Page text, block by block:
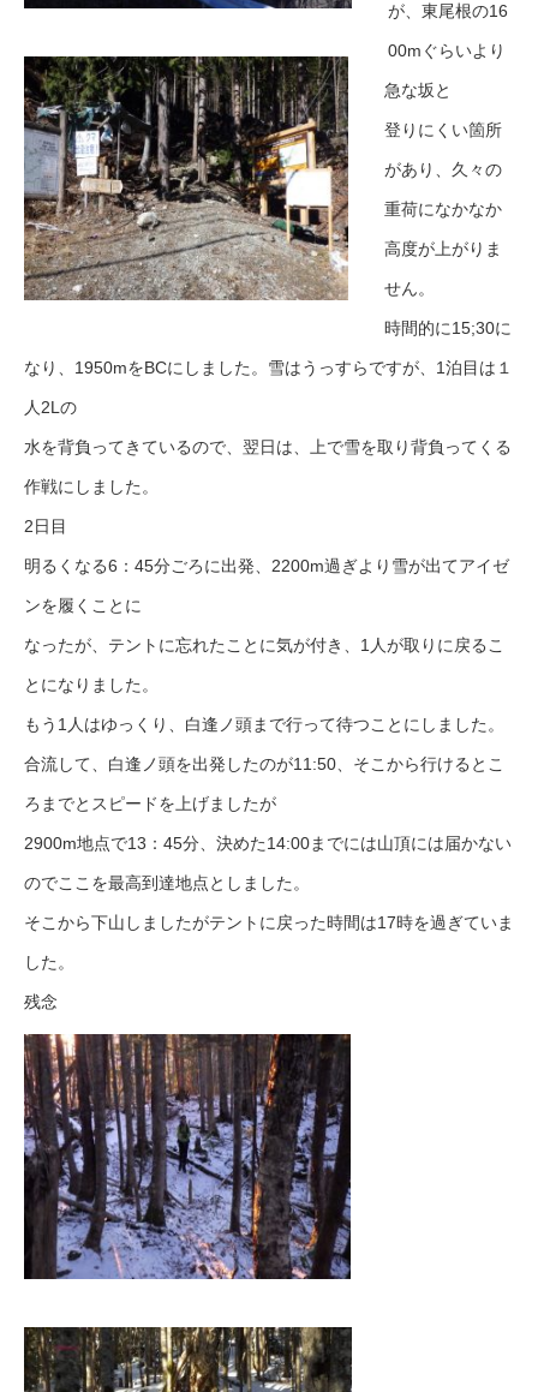
が、東尾根の16
00mぐらいより
急な坂と
登りにくい箇所
があり、久々の
重荷になかなか
高度が上がりま
せん。
時間的に15;30に
なり、1950mをBCにしました。雪はうっすらですが、1泊目は１
人2Lの
水を背負ってきているので、翌日は、上で雪を取り背負ってくる
作戦にしました。
2日目
明るくなる6：45分ごろに出発、2200m過ぎより雪が出てアイゼ
ンを履くことに
なったが、テントに忘れたことに気が付き、1人が取りに戻るこ
とになりました。
もう1人はゆっくり、白逢ノ頭まで行って待つことにしました。
合流して、白逢ノ頭を出発したのが11:50、そこから行けるとこ
ろまでとスピードを上げましたが
2900m地点で13：45分、決めた14:00までには山頂には届かない
のでここを最高到達地点としました。
そこから下山しましたがテントに戻った時間は17時を過ぎていま
した。
残念